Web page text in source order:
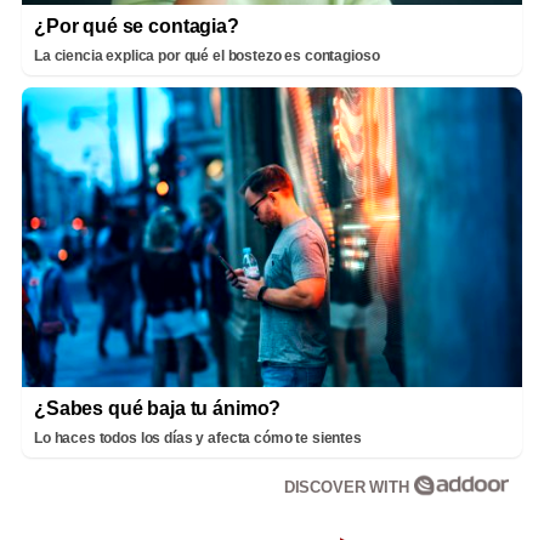
¿Por qué se contagia?
La ciencia explica por qué el bostezo es contagioso
¿Sabes qué baja tu ánimo?
Lo haces todos los días y afecta cómo te sientes
DISCOVER WITH